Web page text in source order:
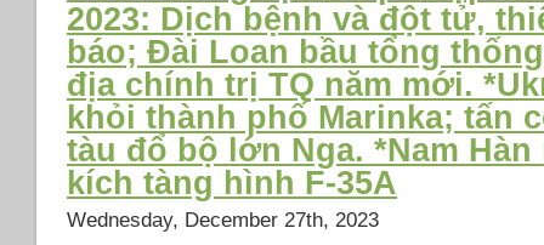
di
dân,
*Sinh
viên
Trung
Quốc
bị
trục
xuất
27
tháng
12
năm
2023:
*Đại
án
‘chuyến
bay
giải
2023: Dịch bệnh và đột tử,
báo; Đài Loan bầu tổng
địa chính trị TQ năm mới.
khỏi thành phố Marinka; tấn
tàu đổ bộ lớn Nga. *Nam Hàn
kích tàng hình F-35A
Wednesday, December 27th, 2023